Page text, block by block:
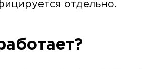
отдельно.